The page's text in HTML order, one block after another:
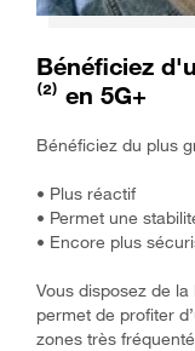
Bénéficiez
⁽²⁾ en 5G+
Bénéficiez du plus
• Plus réactif
• Permet une
• Encore plus
Vous disposez de la
permet de profiter
zones très